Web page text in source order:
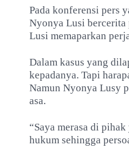
Pada konferensi pers
Nyonya Lusi bercerita
Lusi memaparkan
Dalam kasus yang
kepadanya. Tapi
Namun Nyonya Lusy
asa.
“Saya merasa di
hukum sehingga